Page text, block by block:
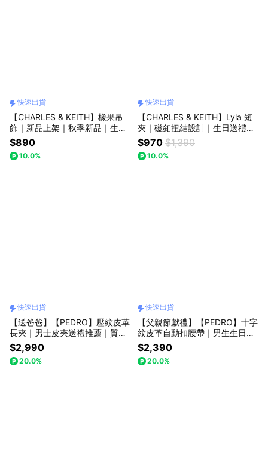
快速出貨
【CHARLES & KEITH】橡果吊
飾｜新品上架｜秋季新品｜生日
送禮推薦｜快速出貨｜小CK｜官
方直營
$890
10.0%
快速出貨
【CHARLES & KEITH】Lyla 短
夾｜磁釦扭結設計｜生日送禮推
薦｜快速出貨｜小CK｜官方直營
$970 $1,390
10.0%
快速出貨
【送爸爸】【PEDRO】壓紋皮革
長夾｜男士皮夾送禮推薦｜質感
單品｜快速出貨｜小CK集團品牌
$2,990
20.0%
快速出貨
【父親節獻禮】【PEDRO】十字
紋皮革自動扣腰帶｜男生生日禮
物｜型男單品｜快速出貨｜小CK
集團品牌
$2,390
20.0%